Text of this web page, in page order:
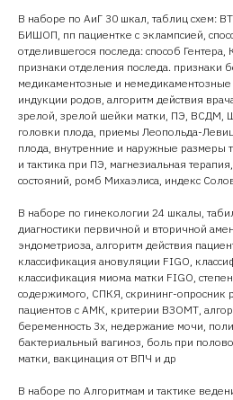
В наборе по АиГ 30 шкал, таблиц схем:
БИШОП, пп пациентке с эклампсией,
отделившегося последа: способ
признаки отделения последа. признаки
медикаментозные и
индукции родов, алгоритм действия
зрелой, зрелой шейки матки, ПЭ, ВСДМ,
головки плода, приемы Леопольда-
плода, внутренние и наружные размеры
и тактика при ПЭ, магнезиальная
состояний, ромб Михаэлиса, индекс
В наборе по гинекологии 24 шкалы,
диагностики первичной и вторичной
эндометриоза, алгоритм действия
классификация ановуляции FIGO,
классификация миома матки FIGO,
содержимого, СПКЯ, скрининг-опросник
пациентов с АМК, критерии ВЗОМТ,
беременность 3х, недержание мочи,
бактериальный вагиноз, боль при
матки, вакцинация от ВПЧ и др
В наборе по Алгоритмам и тактике